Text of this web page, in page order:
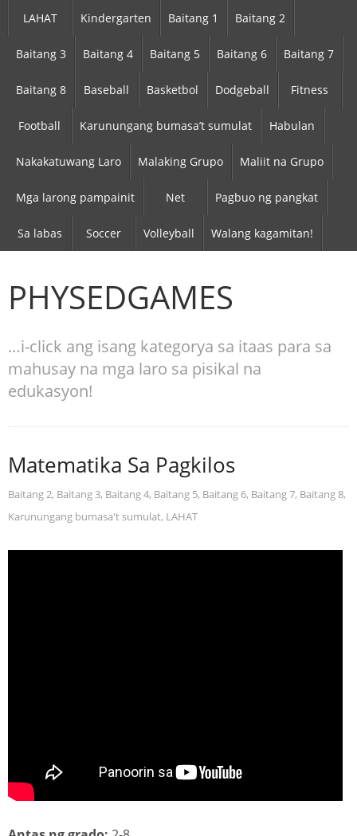
LAHAT Kindergarten Baitang 1 Baitang 2
Baitang 3 Baitang 4 Baitang 5 Baitang 6 Baitang 7
Baitang 8 Baseball Basketbol Dodgeball Fitness
Football Karunungang bumasa’t sumulat Habulan
Nakakatuwang Laro Malaking Grupo Maliit na Grupo
Mga larong pampainit Net Pagbuo ng pangkat
Sa labas Soccer Volleyball Walang kagamitan!
PHYSEDGAMES
…i-click ang isang kategorya sa itaas para sa
mahusay na mga laro sa pisikal na
edukasyon!
Matematika Sa Pagkilos
Baitang 2, Baitang 3, Baitang 4, Baitang 5, Baitang 6, Baitang 7, Baitang 8,
Karunungang bumasa't sumulat, LAHAT